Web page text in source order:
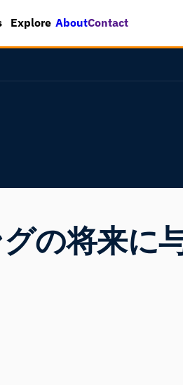
Explore AboutContact
の将来に